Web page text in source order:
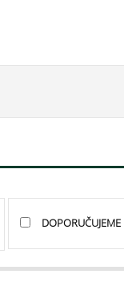
DOPORUČUJEME